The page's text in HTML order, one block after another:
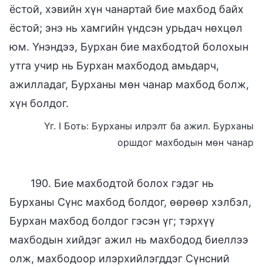
ёстой, хэвийн хүн чанартай бие махбод байх
ёстой; энэ нь хамгийн үндсэн урьдач нөхцөл
юм. Үнэндээ, Бурхан бие махбодтой болохын
утга учир нь Бурхан махбодод амьдарч,
ажилладаг, Бурханы мөн чанар махбод болж,
хүн болдог.
Үг. I Боть: Бурханы илрэлт ба ажил. Бурханы
оршдог махбодын мөн чанар
190. Бие махбодтой болох гэдэг нь
Бурханы Сүнс махбод болдог, өөрөөр хэлбэл,
Бурхан махбод болдог гэсэн үг; тэрхүү
махбодын хийдэг ажил нь махбодод биеллээ
олж, махбодоор илэрхийлэгддэг Сүнсний